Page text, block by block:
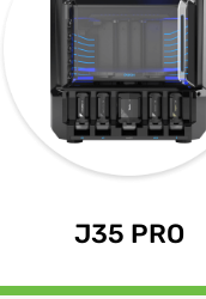
J35 PRO